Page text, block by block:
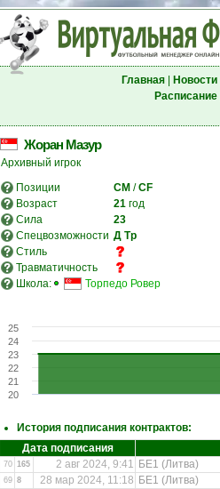
Главная| Новости|
Расписание|
Жоран Мазур
Архивный игрок
Позиции
CM /CF
Возраст
21 год
Сила
23
Спецвозможности Д Тр
Стиль
Травматичность
Школа:
Торпедо Ровер
20
21
22
23
24
25
История подписания контрактов:
Дата подписания
70 165 2 авг 2024, 9:41 БЕ1 (Литва)
69 8 28 мар 2024, 11:18 БЕ1 (Литва)